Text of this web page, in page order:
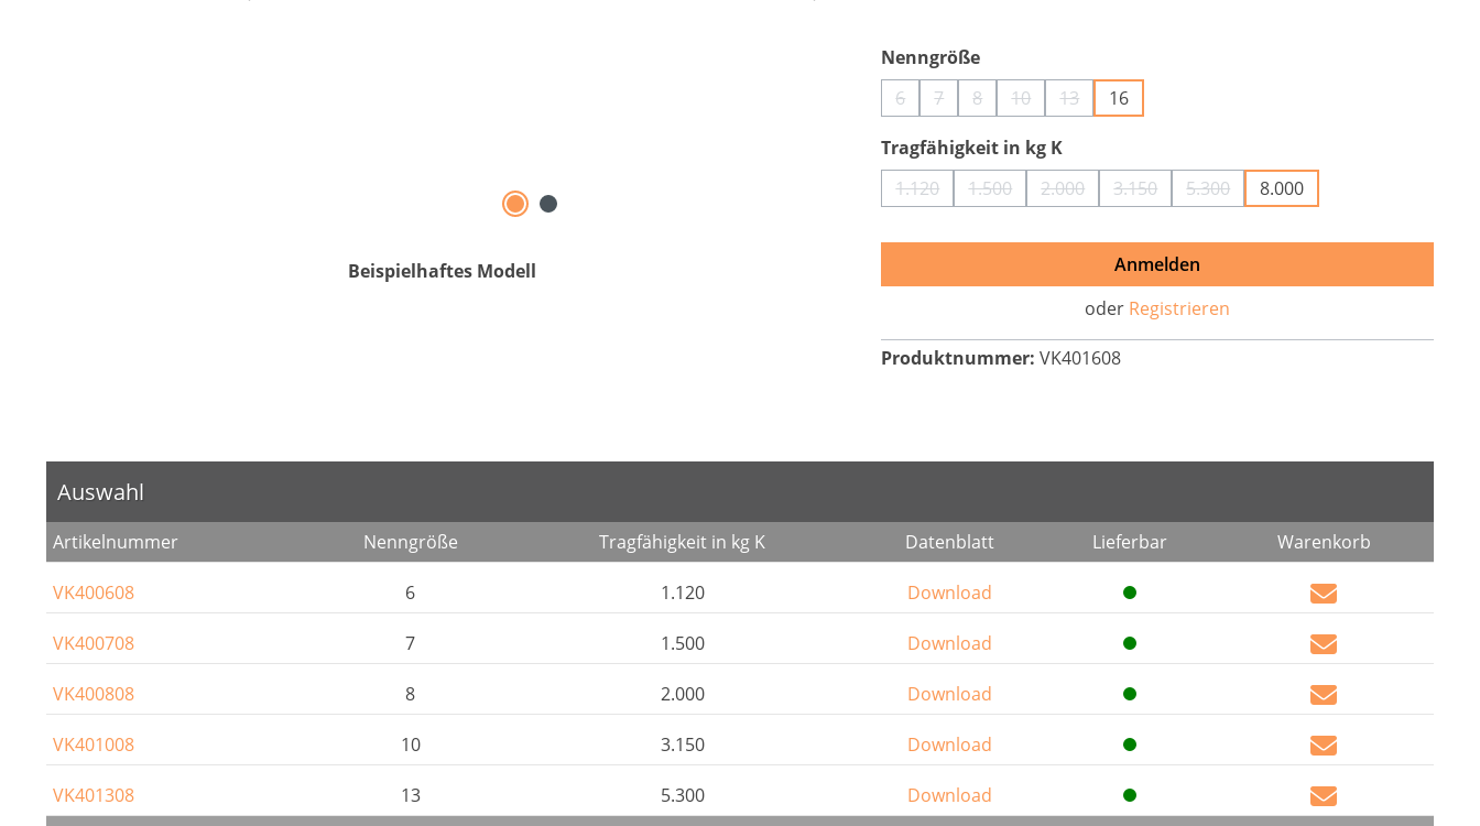
Beispielhaftes Modell
Nenngrößeauswählen
6(Diese Option ist zurzeit nicht verfügbar.)
7(Diese Option ist zurzeit nicht verfügbar.)
8(Diese Option ist zurzeit nicht verfügbar.)
10(Diese Option ist zurzeit nicht verfügbar.)
13(Diese Option ist zurzeit nicht verfügbar.)
16
Tragfähigkeit in kg Kauswählen
1.120(Diese Option ist zurzeit nicht verfügbar.)
1.500(Diese Option ist zurzeit nicht verfügbar.)
2.000(Diese Option ist zurzeit nicht verfügbar.)
3.150(Diese Option ist zurzeit nicht verfügbar.)
5.300(Diese Option ist zurzeit nicht
8.000
Anmelden
oder Registrieren
Produktnummer:VK401608
Auswahl
Artikelnummer Nenngröße Tragfähigkeit in kg K Datenblatt Lieferbar Warenkorb
VK400608 6 1.120 Download
VK400708 7 1.500 Download
VK400808 8 2.000 Download
VK401008 10 3.150 Download
VK401308 13 5.300 Download